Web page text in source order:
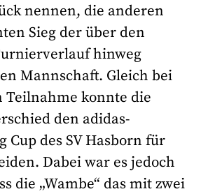
nennen, die anderen
Sieg der über den
hinweg
Mannschaft. Gleich bei
Teilnahme konnte die
den adidas-
Cup des SV Hasborn für
Dabei war es jedoch
die „Wambe“ das mit zwei